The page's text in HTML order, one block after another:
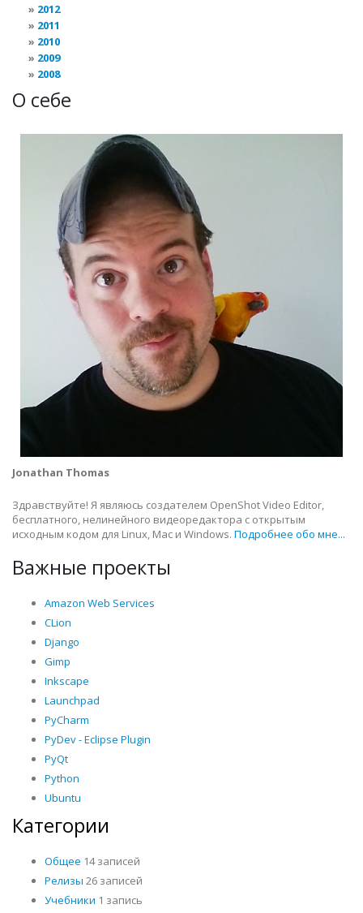
2012
2011
2010
2009
2008
О себе
Jonathan Thomas
Здравствуйте! Я являюсь создателем OpenShot Video Editor,
бесплатного, нелинейного видеоредактора с открытым
исходным кодом для Linux, Mac и Windows. Подробнее обо мне...
Важные проекты
Amazon Web Services
CLion
Django
Gimp
Inkscape
Launchpad
PyCharm
PyDev - Eclipse Plugin
PyQt
Python
Ubuntu
Категории
Общее 14 записей
Релизы 26 записей
Учебники 1 запись